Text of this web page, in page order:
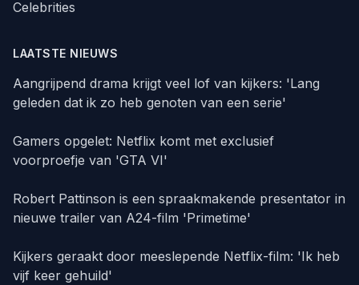
Celebrities
LAATSTE NIEUWS
Aangrijpend drama krijgt veel lof van kijkers: 'Lang
geleden dat ik zo heb genoten van een serie'
Gamers opgelet: Netflix komt met exclusief
voorproefje van 'GTA VI'
Robert Pattinson is een spraakmakende presentator in
nieuwe trailer van A24-film 'Primetime'
Kijkers geraakt door meeslepende Netflix-film: 'Ik heb
vijf keer gehuild'